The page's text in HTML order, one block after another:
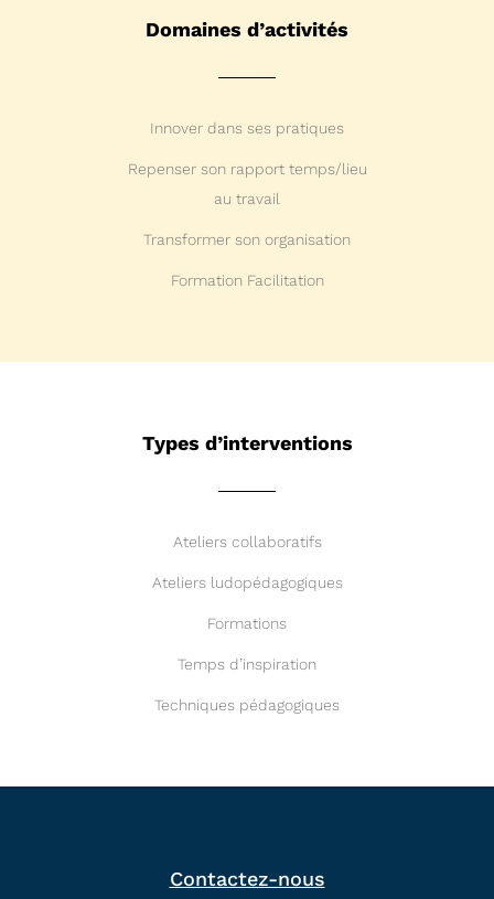
Domaines d’activités
Innover dans ses pratiques
Repenser son rapport temps/lieu
au travail
Transformer son organisation
Formation Facilitation
Types d’interventions
Ateliers collaboratifs
Ateliers ludopédagogiques
Formations
Temps d’inspiration
Techniques pédagogiques
Contactez-nous